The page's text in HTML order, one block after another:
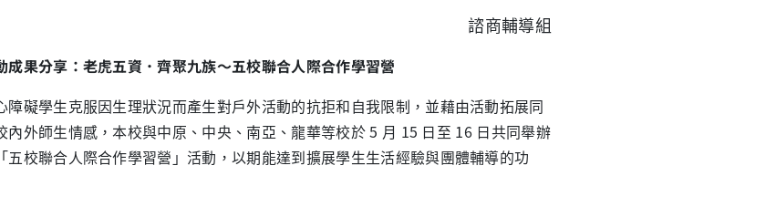
諮商輔導組
果分享：老虎五資．齊聚九族～五校聯合人際合作學習營
礙學生克服因生理狀況而產生對戶外活動的抗拒和自我限制，並藉由活動拓展同
內外師生情感，本校與中原、中央、南亞、龍華等校於 5 月 15 日至 16 日共同舉辦
五校聯合人際合作學習營」活動，以期能達到擴展學生生活經驗與團體輔導的功